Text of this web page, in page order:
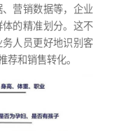
营销数据等，企业
的精准划分。这不
人员更好地识别客
和销售转化。